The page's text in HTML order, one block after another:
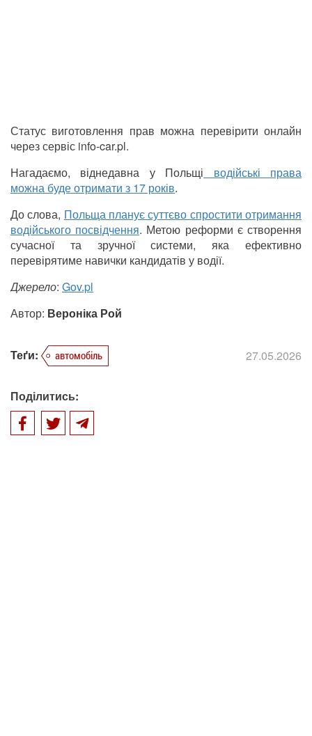
Статус виготовлення прав можна перевірити онлайн
через сервіс info-car.pl.
Нагадаємо, віднедавна у Польщі водійські права
можна буде отримати з 17 років.
До слова, Польща планує суттєво спростити отримання
водійського посвідчення. Метою реформи є створення
сучасної та зручної системи, яка ефективно
перевірятиме навички кандидатів у водії.
Джерело: Gov.pl
Автор: Вероніка Рой
Теґи: автомобіль 27.05.2026
Поділитись: